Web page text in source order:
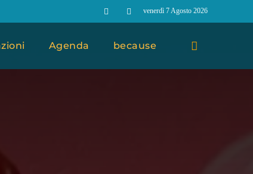
venerdì 7 Agosto 2026
Agenda because